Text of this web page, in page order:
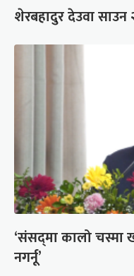
शेरबहादुर देउवा
‘संसद्‍मा कालो चस्मा
नगर्नू’